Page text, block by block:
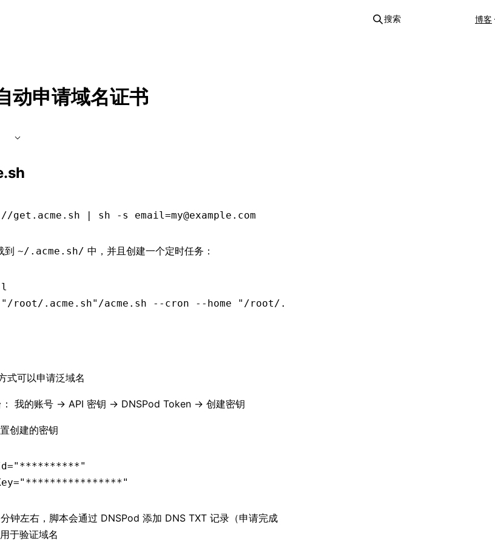
搜索 博客
动申请域名证书
get.acme.sh | sh -s email=my@example.com
到 ~/.acme.sh/ 中，并且创建一个定时任务：
"/root/.acme.sh" /acme.sh --cron --home "/root/.acme.sh"
式可以申请泛域名
我的账号 -> API 密钥 -> DNSPod Token -> 创建密钥
创建的密钥
="**********"
="****************"
钟左右，脚本会通过 DNSPod 添加 DNS TXT 记录（申请完成
于验证域名